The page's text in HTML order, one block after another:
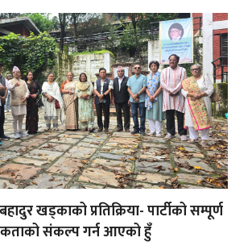
खड्काको प्रतिक्रिया- पार्टीको सम्पूर्ण
संकल्प गर्न आएको हुँ